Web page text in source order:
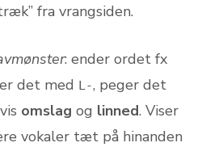
fra vrangsiden.
: ender ordet fx
det med L-, peger det
omslag og linned. Viser
vokaler tæt på hinanden